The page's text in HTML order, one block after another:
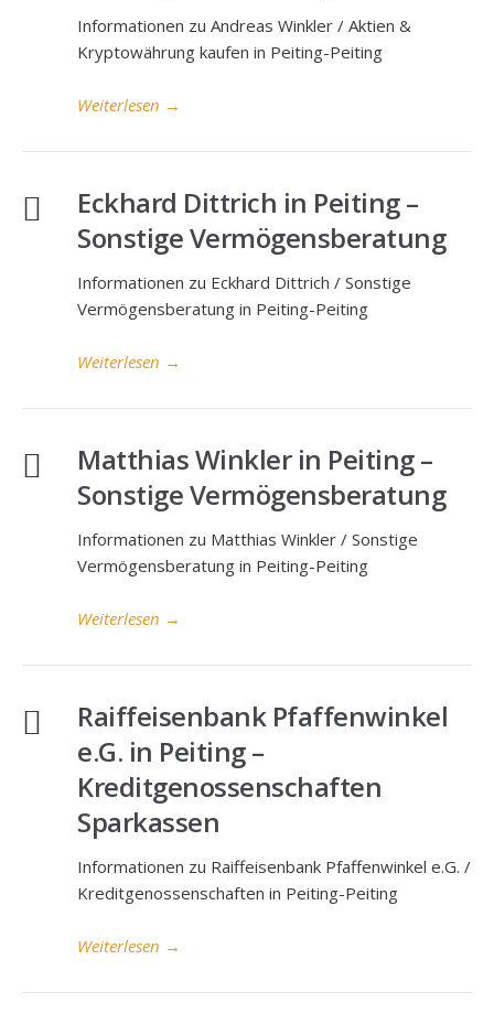
Informationen zu Andreas Winkler / Aktien &
Kryptowährung kaufen in Peiting-Peiting
Weiterlesen →
Eckhard Dittrich in Peiting –
Sonstige Vermögensberatung
Informationen zu Eckhard Dittrich / Sonstige
Vermögensberatung in Peiting-Peiting
Weiterlesen →
Matthias Winkler in Peiting –
Sonstige Vermögensberatung
Informationen zu Matthias Winkler / Sonstige
Vermögensberatung in Peiting-Peiting
Weiterlesen →
Raiffeisenbank Pfaffenwinkel
e.G. in Peiting –
Kreditgenossenschaften
Sparkassen
Informationen zu Raiffeisenbank Pfaffenwinkel e.G. /
Kreditgenossenschaften in Peiting-Peiting
Weiterlesen →